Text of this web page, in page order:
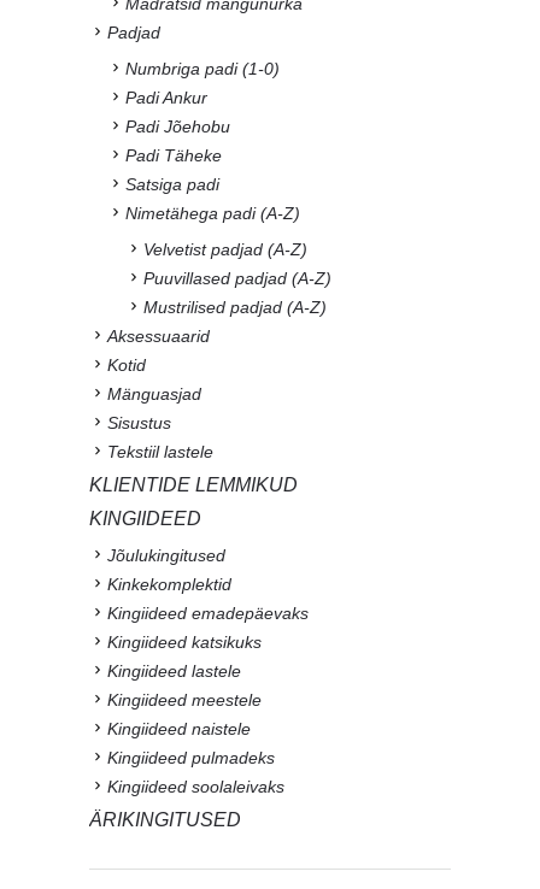
Padjad
Numbriga padi (1-0)
Padi Ankur
Padi Jõehobu
Padi Täheke
Satsiga padi
Nimetähega padi (A-Z)
Velvetist padjad (A-Z)
Puuvillased padjad (A-Z)
Mustrilised padjad (A-Z)
Aksessuaarid
Kotid
Mänguasjad
Sisustus
Tekstiil lastele
KLIENTIDE LEMMIKUD
KINGIIDEED
Jõulukingitused
Kinkekomplektid
Kingiideed emadepäevaks
Kingiideed katsikuks
Kingiideed lastele
Kingiideed meestele
Kingiideed naistele
Kingiideed pulmadeks
Kingiideed soolaleivaks
ÄRIKINGITUSED